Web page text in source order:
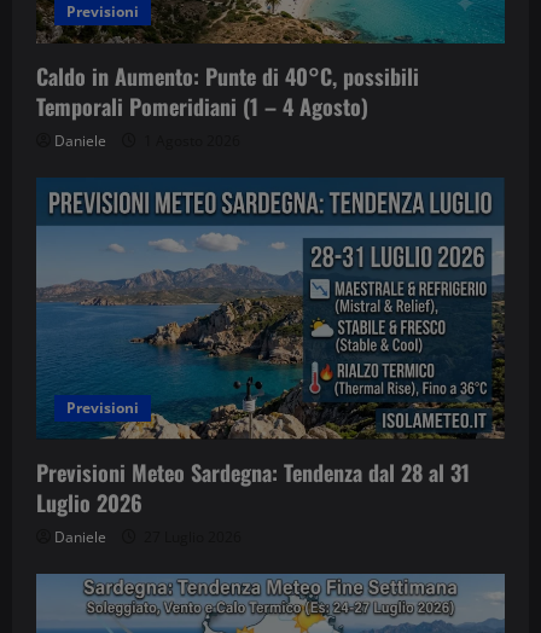
Previsioni
Caldo in Aumento: Punte di 40°C, possibili
Temporali Pomeridiani (1 – 4 Agosto)
Daniele
Previsioni
Previsioni Meteo Sardegna: Tendenza dal 28 al 31
Luglio 2026
Daniele